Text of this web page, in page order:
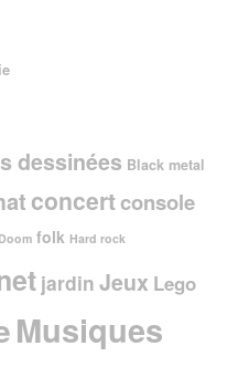
dessinées Black metal
concertconsole
Doom folk Hard rock
jardin Jeux Lego
Musiques